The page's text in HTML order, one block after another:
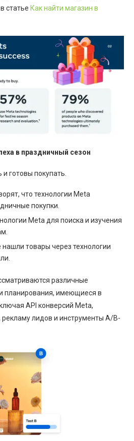
статье Как найти магазин в
в праздничный сезон
готовы покупать.
что технологии Meta
покупки.
Meta для поиска и изучения
товары через технологии
различные
планирования, имеющиеся в
API конверсий Meta,
рекламу лидов и инструменты A/B-